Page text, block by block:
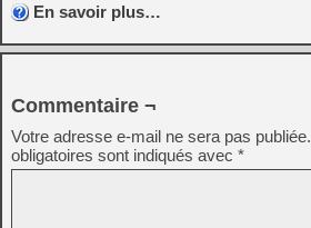
En savoir plus…
Commentaire ¬
Votre adresse e-mail ne sera pas publiée.
obligatoires sont indiqués avec *